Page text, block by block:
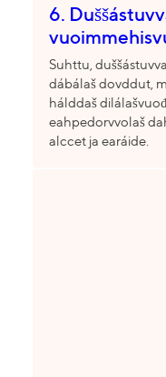
6.
Suhttu,
dábálaš dovddut,
hálddaš
eahpedorvvolaš
alccet ja earáide.